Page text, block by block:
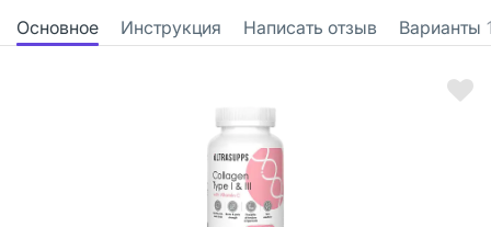
Основное Инструкция Написать отзыв Варианты